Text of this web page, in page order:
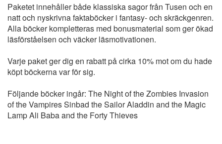
Paketet innehåller både klassiska sagor från Tusen och en
natt och nyskrivna faktaböcker i fantasy- och skräckgenren.
Alla böcker kompletteras med bonusmaterial som ger ökad
läsförståelsen och väcker läsmotivationen.
Varje paket ger dig en rabatt på cirka 10% mot om du hade
köpt böckerna var för sig.
Följande böcker ingår: The Night of the Zombies Invasion
of the Vampires Sinbad the Sailor Aladdin and the Magic
Lamp Ali Baba and the Forty Thieves